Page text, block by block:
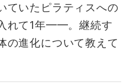
ていたピラティスへの
れて1年━━。継続す
の進化について教えて